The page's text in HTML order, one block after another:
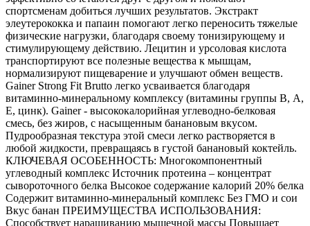
спортсменам добиться лучших результатов. Экстракт
элеутерококка и папаин помогают легко переносить тяжелые
физические нагрузки, благодаря своему тонизирующему и
стимулирующему действию. Лецитин и урсоловая кислота
транспортируют все полезные вещества к мышцам,
нормализируют пищеварение и улучшают обмен веществ.
Gainer Strong Fit Brutto легко усваивается благодаря
витаминно-минеральному комплексу (витамины группы В, А,
Е, цинк). Gainer - высококалорийная углеводно-белковая
смесь, без жиров, с насыщенным банановым вкусом.
Пудрообразная текстура этой смеси легко растворяется в
любой жидкости, превращаясь в густой банановый коктейль.
КЛЮЧЕВАЯ ОСОБЕННОСТЬ: Многокомпонентный
углеводный комплекс Источник протеина – концентрат
сывороточного белка Высокое содержание калорий 20% белка
Содержит витаминно-минеральный комплекс Без ГМО и сои
Вкус банан ПРЕИМУЩЕСТВА ИСПОЛЬЗОВАНИЯ:
Способствует наращиванию мышечной массы Повышает